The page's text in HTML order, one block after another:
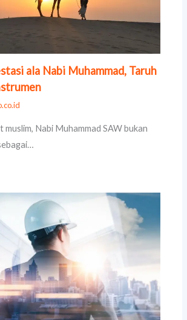
ala Nabi Muhammad, Taruh
muslim, Nabi Muhammad SAW bukan